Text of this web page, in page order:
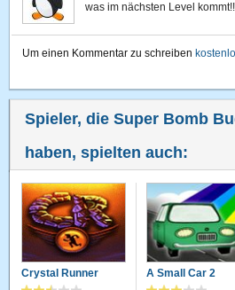
was im nächsten Level kommt!!
Um einen Kommentar zu schreiben
Spieler, die Super Bomb
haben, spielten auch:
Crystal Runner A Small Car 2